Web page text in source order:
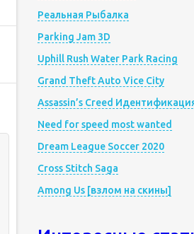
Реальная Рыбалка
Parking Jam 3D
Uphill Rush Water Park Racing
Grand Theft Auto Vice City
Assassin’s Creed
Need for speed most wanted
Dream League Soccer 2020
Cross Stitch Saga
Among Us [взлом на скины]